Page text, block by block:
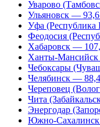
Уварово
Ульяновск —
Уфа (Республика
Феодосия
Хабаровск —
Ханты-
Чебоксары
Челябинск —
Череповец
Чита
Энергодар
Южно-Сахалинск